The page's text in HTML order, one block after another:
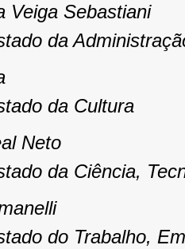
Veiga Sebastiani
da
da Cultura
Neto
da Ciência,
do Trabalho,